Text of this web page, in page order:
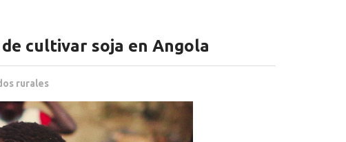
cultivar soja en Angola
rurales